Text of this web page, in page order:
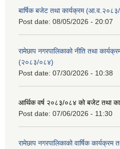
बार्षिक बजेट तथा कार्यक्रम
Post date: 08/05/2026 - 20:07
रामेछाप नगरपालिकाको नीति तथा
(२०८३/०८४)
Post date: 07/30/2026 - 10:38
आर्थिक वर्ष २०८३/०८४ को बजेट तथा
Post date: 07/06/2026 - 11:30
रामेछाप नगरपालिकाको वार्षिक कार्यक्रम